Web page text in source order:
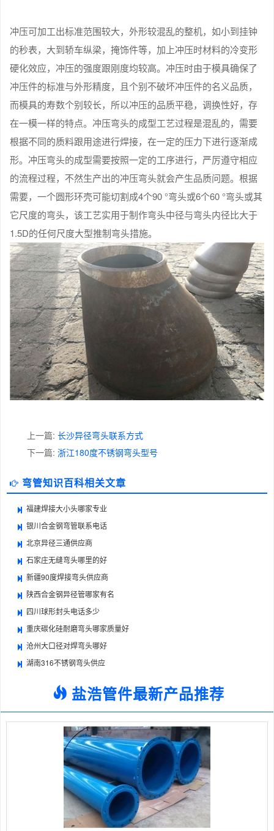
冲压可加工出标准范围较大，外形较混乱的整机，如小到挂钟
的秒表，大到轿车纵梁，掩饰件等，加上冲压时材料的冷变形
硬化效应，冲压的强度跟刚度均较高。冲压时由于模具确保了
冲压件的标准与外形精度，且个别不破坏冲压件的名义品质，
而模具的寿数个别较长，所以冲压的品质平稳，调换性好，存
在一模一样的特点。冲压弯头的成型工艺过程是混乱的，需要
根据不同的质料跟用途进行焊接，在一定的压力下进行逐渐成
形。冲压弯头的成型需要按照一定的工序进行，严厉遵守相应
的流程过程，不然生产出的冲压弯头就会产生品质问题。根据
需要，一个圆形环壳可能切割成4个90 °弯头或6个60 °弯头或其
它尺度的弯头，该工艺实用于制作弯头中径与弯头内径比大于
1.5D的任何尺度大型推制弯头措施。
上一篇: 长沙异径弯头联系方式
下一篇: 浙江180度不锈钢弯头型号
弯管知识百科相关文章
福建焊接大小头哪家专业
银川合金钢弯管联系电话
北京异径三通供应商
石家庄无缝弯头哪里的好
新疆90度焊接弯头供应商
陕西合金钢异径管哪家有名
四川球形封头电话多少
重庆碳化硅耐磨弯头哪家质量好
沧州大口径对焊弯头哪好
湖南316不锈钢弯头供应
盐浩管件最新产品推荐